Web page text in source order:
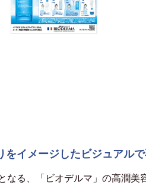
をイメージしたビジュアル
る、「ビオデルマ」の高潤美